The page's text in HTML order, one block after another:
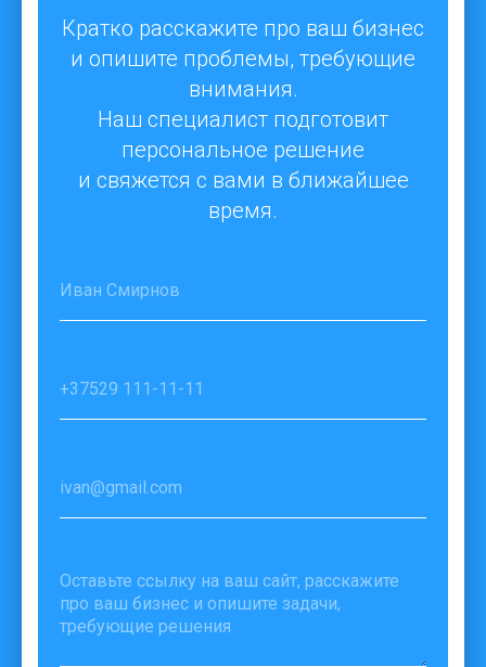
Кратко расскажите про ваш бизнес
и опишите проблемы, требующие
внимания.
Наш специалист подготовит
персональное решение
и свяжется с вами в ближайшее
время.